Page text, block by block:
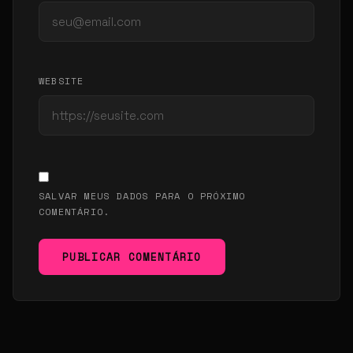
WEBSITE
SALVAR MEUS DADOS PARA O PRÓXIMO
COMENTÁRIO.
PUBLICAR COMENTÁRIO